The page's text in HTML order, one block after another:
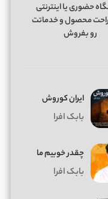
حضوری یا اینترنتی
محصول و خدماتت
رو بفروش
ایران کوروش
بابک افرا
چقدر خوبیم ما
بابک افرا